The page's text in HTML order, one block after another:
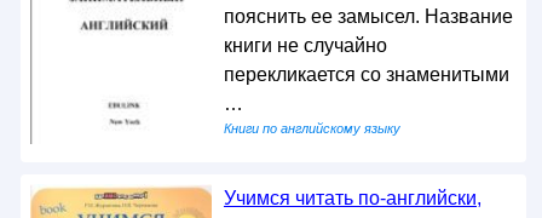
пояснить ее замысел. Название
книги не случайно
перекликается со знаменитыми
…
Книги по английскому языку
Учимся читать по-английски,